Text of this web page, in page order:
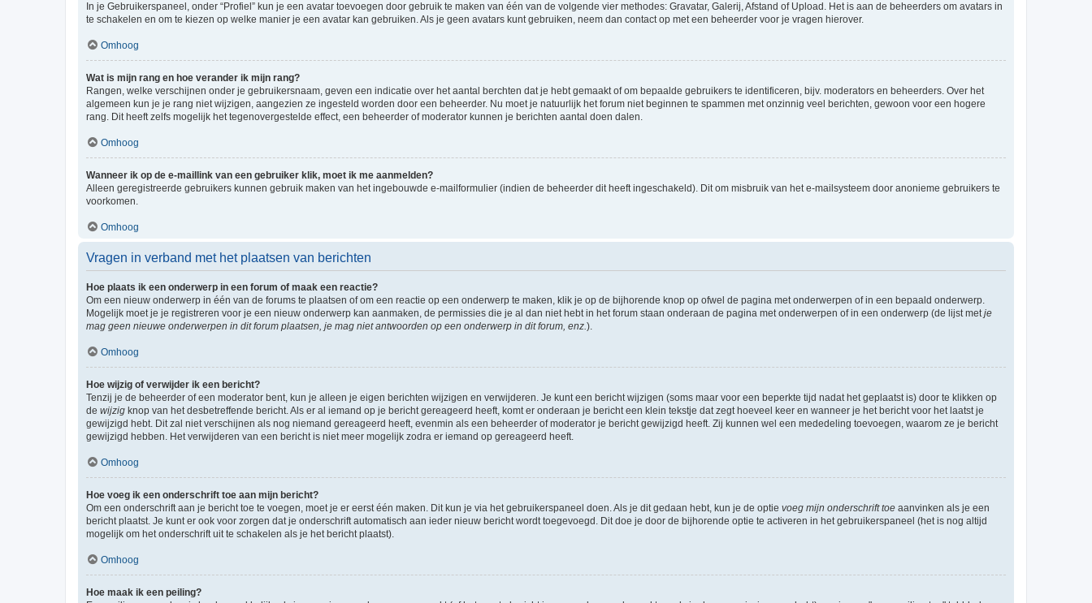
In je Gebruikerspaneel, onder “Profiel” kun je een avatar toevoegen door gebruik te maken van één van de volgende vier methodes: Gravatar, Galerij, Afstand of Upload. Het is aan de beheerders om avatars in
te schakelen en om te kiezen op welke manier je een avatar kan gebruiken. Als je geen avatars kunt gebruiken, neem dan contact op met een beheerder voor je vragen hierover.
Omhoog
Wat is mijn rang en hoe verander ik mijn rang?
Rangen, welke verschijnen onder je gebruikersnaam, geven een indicatie over het aantal berchten dat je hebt gemaakt of om bepaalde gebruikers te identificeren, bijv. moderators en beheerders. Over het
algemeen kun je je rang niet wijzigen, aangezien ze ingesteld worden door een beheerder. Nu moet je natuurlijk het forum niet beginnen te spammen met onzinnig veel berichten, gewoon voor een hogere
rang. Dit heeft zelfs mogelijk het tegenovergestelde effect, een beheerder of moderator kunnen je berichten aantal doen dalen.
Omhoog
Wanneer ik op de e-maillink van een gebruiker klik, moet ik me aanmelden?
Alleen geregistreerde gebruikers kunnen gebruik maken van het ingebouwde e-mailformulier (indien de beheerder dit heeft ingeschakeld). Dit om misbruik van het e-mailsysteem door anonieme gebruikers te
voorkomen.
Omhoog
Vragen in verband met het plaatsen van berichten
Hoe plaats ik een onderwerp in een forum of maak een reactie?
Om een nieuw onderwerp in één van de forums te plaatsen of om een reactie op een onderwerp te maken, klik je op de bijhorende knop op ofwel de pagina met onderwerpen of in een bepaald onderwerp.
Mogelijk moet je je registreren voor je een nieuw onderwerp kan aanmaken, de permissies die je al dan niet hebt in het forum staan onderaan de pagina met onderwerpen of in een onderwerp (de lijst metje
mag geen nieuwe onderwerpen in dit forum plaatsen, je mag niet antwoorden op een onderwerp in dit forum, enz.).
Omhoog
Hoe wijzig of verwijder ik een bericht?
Tenzij je de beheerder of een moderator bent, kun je alleen je eigen berichten wijzigen en verwijderen. Je kunt een bericht wijzigen (soms maar voor een beperkte tijd nadat het geplaatst is) door te klikken op
de wijzig knop van het desbetreffende bericht. Als er al iemand op je bericht gereageerd heeft, komt er onderaan je bericht een klein tekstje dat zegt hoeveel keer en wanneer je het bericht voor het laatst je
gewijzigd hebt. Dit zal niet verschijnen als nog niemand gereageerd heeft, evenmin als een beheerder of moderator je bericht gewijzigd heeft. Zij kunnen wel een mededeling toevoegen, waarom ze je bericht
gewijzigd hebben. Het verwijderen van een bericht is niet meer mogelijk zodra er iemand op gereageerd heeft.
Omhoog
Hoe voeg ik een onderschrift toe aan mijn bericht?
Om een onderschrift aan je bericht toe te voegen, moet je er eerst één maken. Dit kun je via het gebruikerspaneel doen. Als je dit gedaan hebt, kun je de optie voeg mijn onderschrift toe aanvinken als je een
bericht plaatst. Je kunt er ook voor zorgen dat je onderschrift automatisch aan ieder nieuw bericht wordt toegevoegd. Dit doe je door de bijhorende optie te activeren in het gebruikerspaneel (het is nog altijd
mogelijk om het onderschrift uit te schakelen als je het bericht plaatst).
Omhoog
Hoe maak ik een peiling?